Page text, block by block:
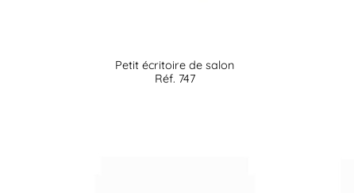
Petit écritoire de salon
Réf. 747